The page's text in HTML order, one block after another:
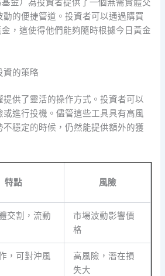
金）為投資者提供了一個無需實體交
的便捷管道。投資者可以通過購買
，這使得他們能夠隨時根據今日黃金
資的策略
供了靈活的操作方式。投資者可以
進行投機。儘管這些工具具有高風
不穩定的時候，仍然能提供額外的獲
特點 風險
交割，流動
市場波動影響價
格
，可對沖風
高風險，潛在損
失大